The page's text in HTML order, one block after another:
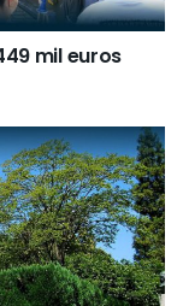
mil euros